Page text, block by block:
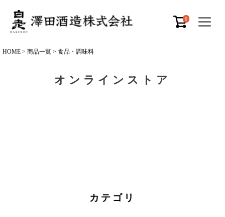
0
HOME 商品一覧 食品・調味料
オンラインストア
カテゴリ